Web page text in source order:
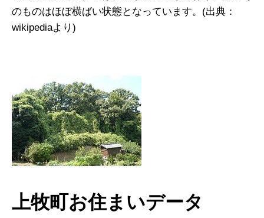
のものはほぼ横ばい状態となっています。(出典：
wikipediaより)
上牧町お住まいデータ